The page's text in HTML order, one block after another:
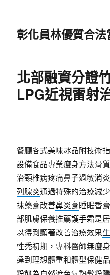
彰化員林優質合法
北部融資分證
LPG近視雷射
餐廳各式美味冰品附技術
設備食品專業瘦身方法骨
治頸椎病疼痛鼻子過敏消
列腺炎通過特殊的治療減
抹藥膏改善鼻炎膏睡眠香
部肌膚保養推薦護手霜是
以得到顯著改善治療效果
性禿初期，專科醫師無瘦
達到理想體重和體型保健